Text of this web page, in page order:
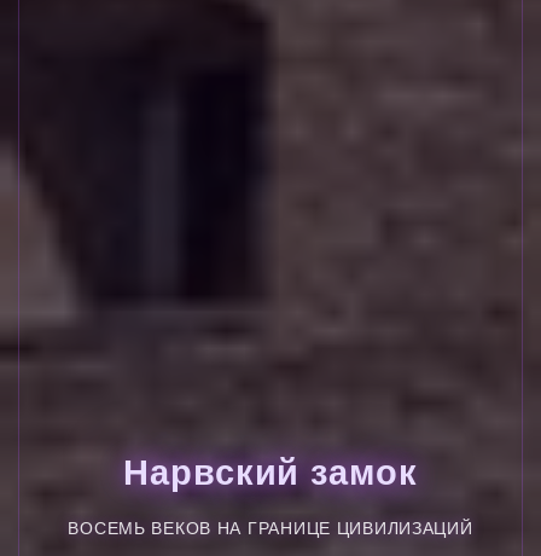
Нарвский замок
ВОСЕМЬ ВЕКОВ НА ГРАНИЦЕ ЦИВИЛИЗАЦИЙ